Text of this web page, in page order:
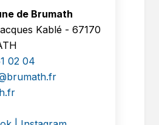
de Brumath
Kablé - 67170
02 04